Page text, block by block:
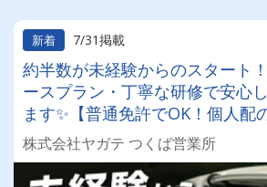
新着 7/31掲載
約半数が未経験からのスタート
ースプラン・丁寧な研修で安心
ます✨【普通免許でOK！個人配
バー！！】日払い・週払いOK♪し
活安定♪＼社員登用実績あり◎キ
狙えます！／
株式会社ヤガテ つくば営業所